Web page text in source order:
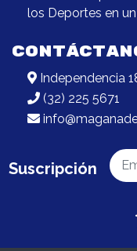
los Deportes en
Independencia
(32) 225 5671
Suscripción